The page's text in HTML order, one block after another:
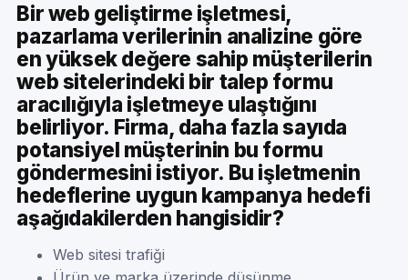
Bir web geliştirme işletmesi,
pazarlama verilerinin analizine göre
en yüksek değere sahip müşterilerin
web sitelerindeki bir talep formu
aracılığıyla işletmeye ulaştığını
belirliyor. Firma, daha fazla sayıda
potansiyel müşterinin bu formu
göndermesini istiyor. Bu işletmenin
hedeflerine uygun kampanya hedefi
aşağıdakilerden hangisidir?
Web sitesi trafiği